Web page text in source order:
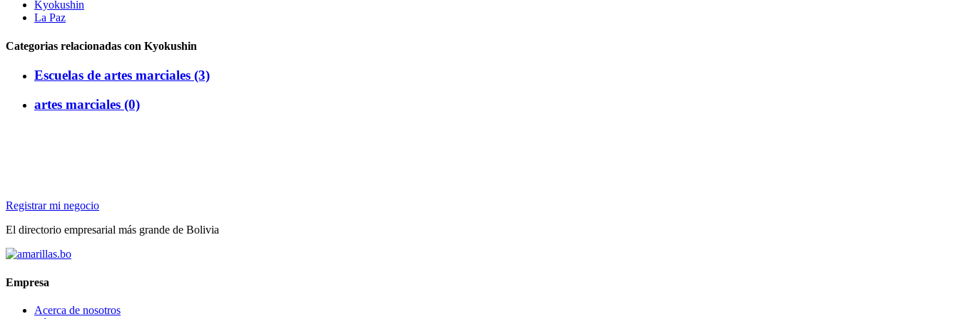
Kyokushin
La Paz
Categorias relacionadas con Kyokushin
Escuelas de artes marciales (3)
artes marciales (0)
Registrar mi negocio
El directorio empresarial más grande de Bolivia
Empresa
Acerca de nosotros